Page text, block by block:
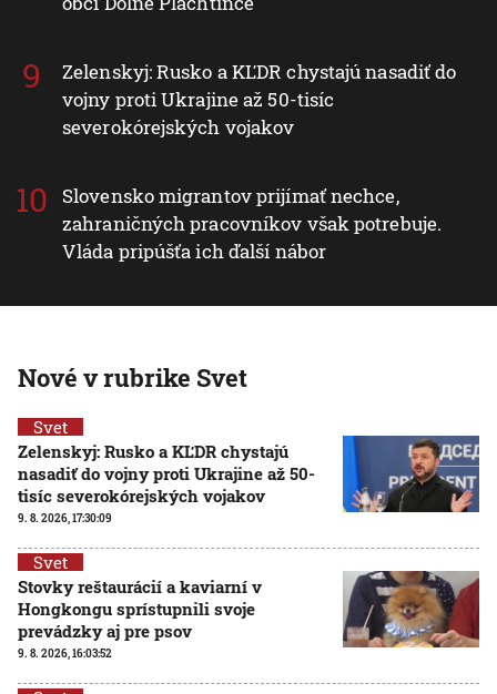
Zelenskyj: Rusko a KĽDR chystajú nasadiť do
vojny proti Ukrajine až 50-tisíc
severokórejských vojakov
Slovensko migrantov prijímať nechce,
zahraničných pracovníkov však potrebuje.
Vláda pripúšťa ich ďalší nábor
Nové v rubrike Svet
Svet
Zelenskyj: Rusko a KĽDR chystajú
nasadiť do vojny proti Ukrajine až 50-
tisíc severokórejských vojakov
9. 8. 2026, 17:30:09
Svet
Stovky reštaurácií a kaviarní v
Hongkongu sprístupnili svoje
prevádzky aj pre psov
9. 8. 2026, 16:03:52